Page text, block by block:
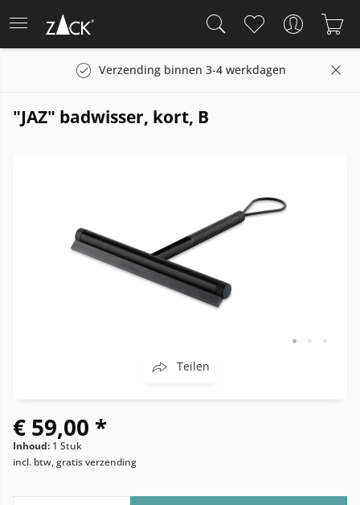
Verzending binnen 3-4 werkdagen
"JAZ" badwisser, kort, B
Teilen
€ 59,00 *
Inhoud: 1 Stuk
incl. btw, gratis verzending